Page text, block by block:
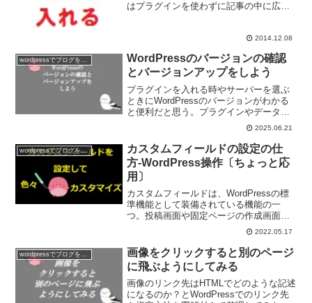
はプラグインを使わずに記事の中に広告
2014.12.08
wordpressでブログを作ろう
WordPressのバージョンの確認
とバージョンアップをしよう
プラグインを入れる時やサーバーを選ぶ
ときにWordPressのバージョンがわかる
と便利だと思う。プラグインやデータベ
ースとWordPressのバージョンの相性が
2025.06.21
wordpressでブログを作ろう
カスタムフィールドの設定の仕
方-WordPress操作〔ちょっと応
用〕
カスタムフィールドは、WordPressの標
準機能として装備されている機能の一
つ。投稿画面や固定ページの作成画面で
項目を作って利用する。カスタムフィー
ルドを使うと、プラグインを利用しなく
ても、いろいろなことができるようにな
る。
2022.05.17
wordpressでブログを作ろう
画像をクリックすると別のページ
に飛ぶようにしてみる
画像のリンク先はHTMLでどのような記述
になるのか？とWordPressでのリンク先